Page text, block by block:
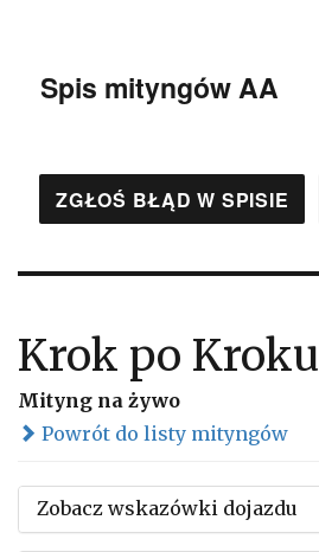
Spis mityngów AA
ZGŁOŚ BŁĄD W SPISIE
Krok po Kroku
Mityng na żywo
Powrót do listy mityngów
Zobacz wskazówki dojazdu